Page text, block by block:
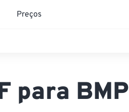
Preços
para BMP